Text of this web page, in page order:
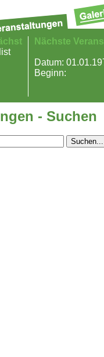
Nächste
Datum:
Beginn:
- Suchen